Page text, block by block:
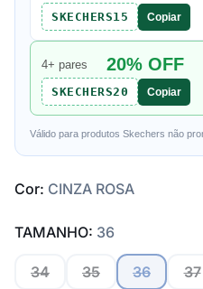
SKECHERS15 Copiar
4+ pares 20% OFF
SKECHERS20 Copiar
Válido para produtos Skechers não
Cor: CINZA ROSA
TAMANHO: 36
34 35 36 37